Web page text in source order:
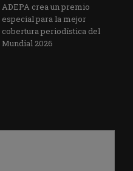
ADEPA crea un premio
especial para la mejor
cobertura periodística del
Mundial 2026